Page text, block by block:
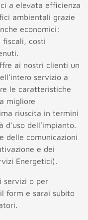
a elevata efficienza
ambientali grazie
economici:
fiscali, costi
ai nostri clienti un
servizio a
le caratteristiche
migliore
riuscita in termini
d'uso dell’impianto.
delle comunicazioni
e dei
Energetici).
servizi o per
form e sarai subito